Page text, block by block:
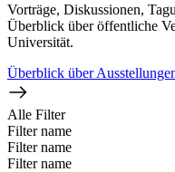
Vorträge, Diskussionen,
Überblick über öffentliche
Universität.
Überblick über
Alle Filter
Filter name
Filter name
Filter name